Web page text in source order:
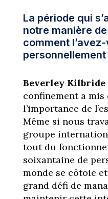
La période qui
notre manière
comment
personnellement
Beverley Kilbride
confinement a mis
l’importance de
Même si nous
groupe
tout du
soixantaine de
monde se côtoie
grand défi de